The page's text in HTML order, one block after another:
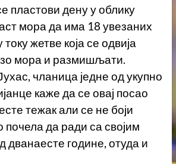
пластови дену у облику
мора да има 18 увезаних
жетве која се одвија
мора и размишљати.
чланица једне од укупно
каже да се овај посао
тежак али се не боји
почела да ради са својим
године, отуда и